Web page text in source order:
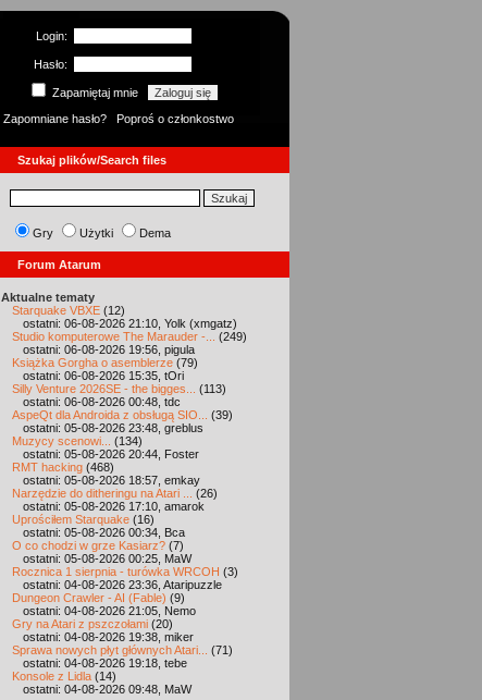
Login:
Hasło:
Zapamiętaj mnie
Zapomniane hasło?
Poproś o członkostwo
Szukaj plików/Search files
Gry Użytki Dema
Forum Atarum
Aktualne tematy
Starquake VBXE (12)
ostatni: 06-08-2026 21:10, Yolk (xmgatz)
Studio komputerowe The Marauder -...
(249)
ostatni: 06-08-2026 19:56, pigula
Książka Gorgha o asemblerze (79)
ostatni: 06-08-2026 15:35, tOri
Silly Venture 2026SE - the bigges...
(113)
ostatni: 06-08-2026 00:48, tdc
AspeQt dla Androida z obsługą SIO...
(39)
ostatni: 05-08-2026 23:48, greblus
Muzycy scenowi...
(134)
ostatni: 05-08-2026 20:44, Foster
RMT hacking (468)
ostatni: 05-08-2026 18:57, emkay
Narzędzie do ditheringu na Atari ...
(26)
ostatni: 05-08-2026 17:10, amarok
Uprościłem Starquake (16)
ostatni: 05-08-2026 00:34, Bca
O co chodzi w grze Kasiarz? (7)
ostatni: 05-08-2026 00:25, MaW
Rocznica 1 sierpnia - turówka WRCOH (3)
ostatni: 04-08-2026 23:36, Ataripuzzle
Dungeon Crawler - AI (Fable) (9)
ostatni: 04-08-2026 21:05, Nemo
Gry na Atari z pszczołami (20)
ostatni: 04-08-2026 19:38, miker
Sprawa nowych płyt głównych Atari...
(71)
ostatni: 04-08-2026 19:18, tebe
Konsole z Lidla (14)
ostatni: 04-08-2026 09:48, MaW